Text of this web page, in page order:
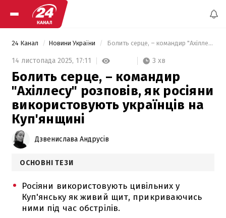
24 Канал Новини України Болить серце, – командир "Ахіллесу" розповів, як росіяни використовують українців на Куп'янщині
14 листопада 2025, 17:11 3 хв
Болить серце, – командир
"Ахіллесу" розповів, як росіяни
використовують українців на
Куп'янщині
Дзвенислава Андрусів
ОСНОВНІ ТЕЗИ
Росіяни використовують цивільних у
Куп'янську як живий щит, прикриваючись
ними під час обстрілів.